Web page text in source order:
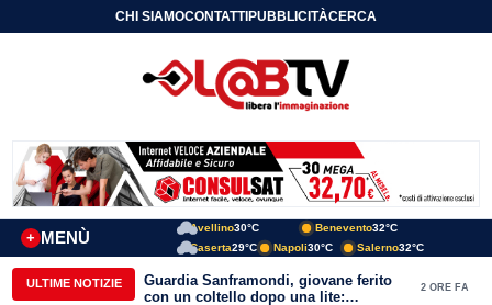
CHI SIAMOCONTATTIPUBBLICITÀCERCA
MENÙ
+
Avellino30°C Benevento32°C
Caserta29°C Napoli30°C Salerno32°C
ULTIME NOTIZIE
Guardia Sanframondi, giovane ferito
con un coltello dopo una lite:
2 ORE FA